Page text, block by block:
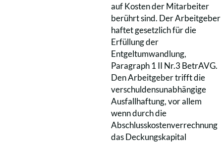
auf Kosten der Mitarbeiter
berührt sind. Der Arbeitgeber
haftet gesetzlich für die
Erfüllung der
Entgeltumwandlung,
Paragraph 1 II Nr.3 BetrAVG.
Den Arbeitgeber trifft die
verschuldensunabhängige
Ausfallhaftung, vor allem
wenn durch die
Abschlusskostenverrechnung
das Deckungskapital